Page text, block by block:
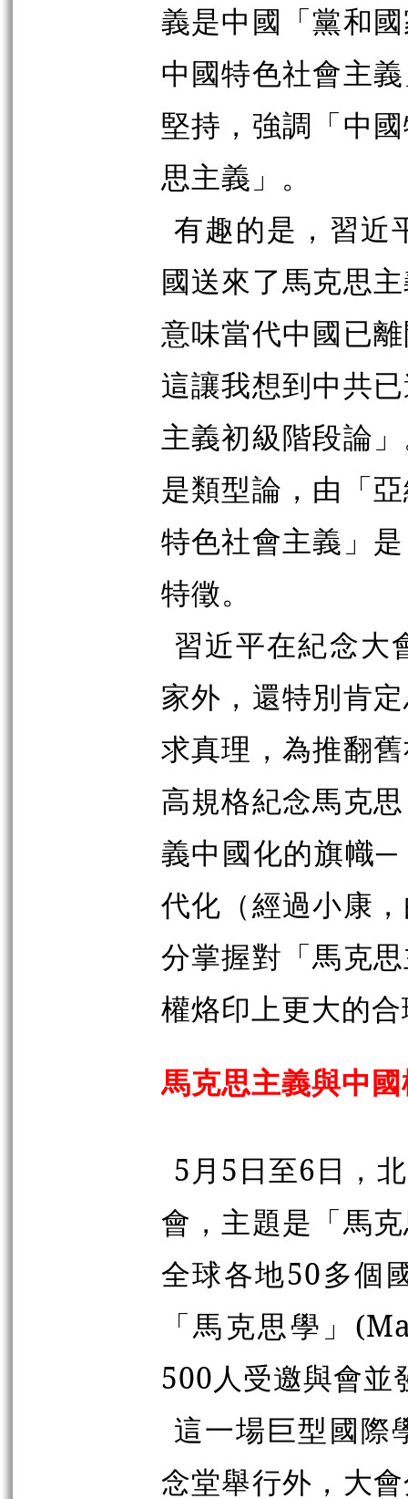
義是中國「黨和
中國特色社會主
堅持，強調「中
思主義」。
有趣的是，習近
國送來了馬克思
意味當代中國已
這讓我想到中共
主義初級階段論
是類型論，由「
特色社會主義」
特徵。
習近平在紀念大
家外，還特別肯
求真理，為推翻
高規格紀念馬克
義中國化的旗幟─
代化（經過小康
分掌握對「馬克
權烙印上更大的
馬克思主義與中
5月5日至6日，
會，主題是「馬
全球各地50多個
「馬克思學」
500人受邀與會並
這一場巨型國際
念堂舉行外，大